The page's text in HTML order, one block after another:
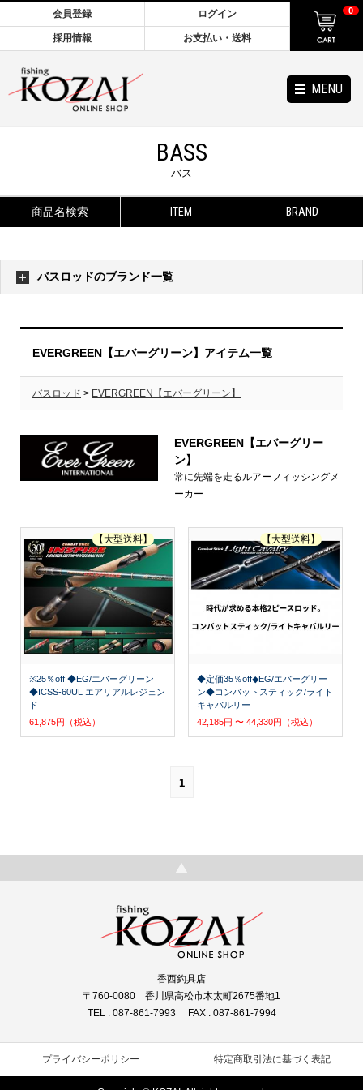
MENU
会員登録 ログイン
採用情報 お支払い・送料
0
BASS
バス
商品名検索 ITEM BRAND
バスロッドのブランド一覧
EVERGREEN【エバーグリーン】アイテム一覧
バスロッド > EVERGREEN【エバーグリーン】
EVERGREEN【エバーグリー
ン】
常に先端を走るルアーフィッシングメ
ーカー
※25％off ◆EG/エバーグリーン
◆ICSS-60UL エアリアルレジェン
ド
61,875円（税込）
【大型送料】
◆定価35％off◆EG/エバーグリー
ン◆コンバットスティック/ライト
キャバルリー
42,185円 〜 44,330円（税込）
【大型送料】
1
香西釣具店
〒760-0080 香川県高松市木太町2675番地1
TEL : 087-861-7993 FAX : 087-861-7994
プライバシーポリシー 特定商取引法に基づく表記